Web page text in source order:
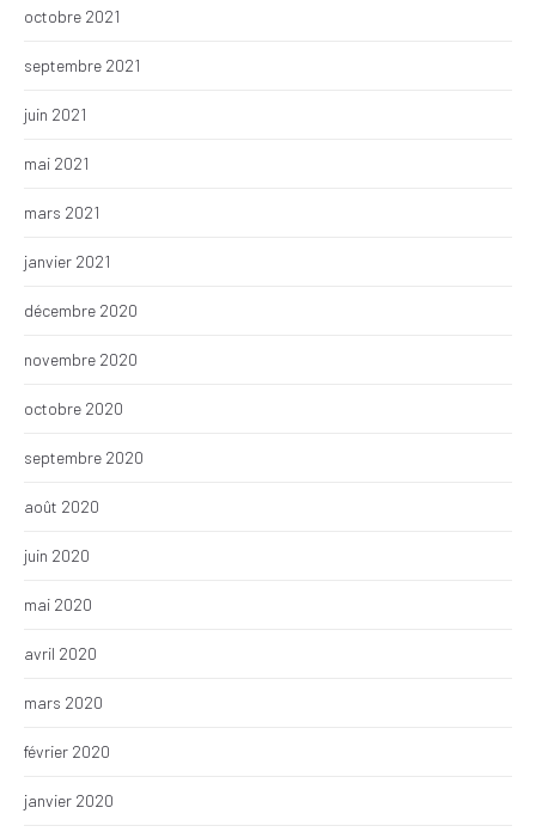
octobre 2021
septembre 2021
juin 2021
mai 2021
mars 2021
janvier 2021
décembre 2020
novembre 2020
octobre 2020
septembre 2020
août 2020
juin 2020
mai 2020
avril 2020
mars 2020
février 2020
janvier 2020